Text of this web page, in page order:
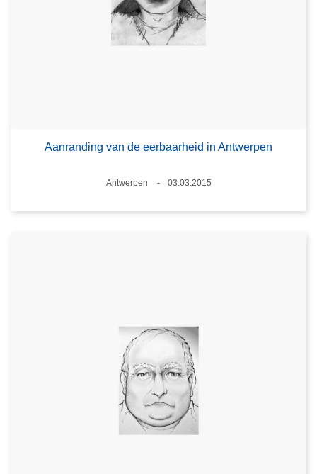
Aanranding van de eerbaarheid in Antwerpen
Plaats
Antwerpen
03.03.2015